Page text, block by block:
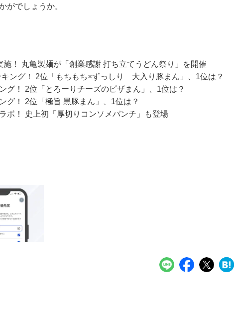
がでしょうか。
施！ 丸亀製麺が「創業感謝 打ち立てうどん祭り」を開催
ング！ 2位「もちもち×ずっしり 大入り豚まん」、1位は？
グ！ 2位「とろーりチーズのピザまん」、1位は？
グ！ 2位「極旨 黒豚まん」、1位は？
ボ！ 史上初「厚切りコンソメパンチ」も登場